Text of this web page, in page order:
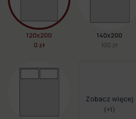
120x200
0 zł
140x200
100 zł
Zobacz więcej
(+1)